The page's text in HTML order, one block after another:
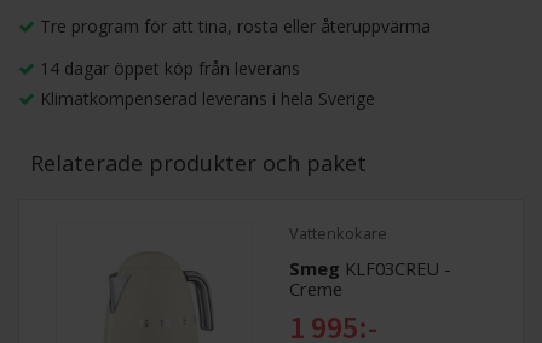
Tre program för att tina, rosta eller återuppvärma
14 dagar öppet köp från leverans
Klimatkompenserad leverans i hela Sverige
Relaterade produkter och paket
Vattenkokare
Smeg KLF03CREU -
Creme
1 995:-